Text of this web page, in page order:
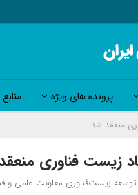
پرونده های ویژه
منعقد شد
زیست فناوری
زیست‌فناوری معاونت علمی و